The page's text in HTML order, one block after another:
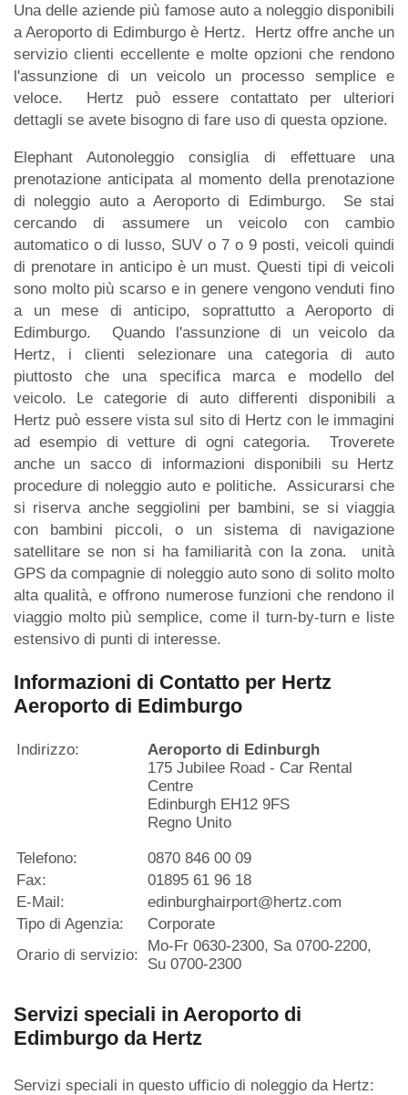
Una delle aziende più famose auto a noleggio disponibili
a Aeroporto di Edimburgo è Hertz. Hertz offre anche un
servizio clienti eccellente e molte opzioni che rendono
l'assunzione di un veicolo un processo semplice e
veloce. Hertz può essere contattato per ulteriori
dettagli se avete bisogno di fare uso di questa opzione.
Elephant Autonoleggio consiglia di effettuare una
prenotazione anticipata al momento della prenotazione
di noleggio auto a Aeroporto di Edimburgo. Se stai
cercando di assumere un veicolo con cambio
automatico o di lusso, SUV o 7 o 9 posti, veicoli quindi
di prenotare in anticipo è un must. Questi tipi di veicoli
sono molto più scarso e in genere vengono venduti fino
a un mese di anticipo, soprattutto a Aeroporto di
Edimburgo. Quando l'assunzione di un veicolo da
Hertz, i clienti selezionare una categoria di auto
piuttosto che una specifica marca e modello del
veicolo. Le categorie di auto differenti disponibili a
Hertz può essere vista sul sito di Hertz con le immagini
ad esempio di vetture di ogni categoria. Troverete
anche un sacco di informazioni disponibili su Hertz
procedure di noleggio auto e politiche. Assicurarsi che
si riserva anche seggiolini per bambini, se si viaggia
con bambini piccoli, o un sistema di navigazione
satellitare se non si ha familiarità con la zona. unità
GPS da compagnie di noleggio auto sono di solito molto
alta qualità, e offrono numerose funzioni che rendono il
viaggio molto più semplice, come il turn-by-turn e liste
estensivo di punti di interesse.
Informazioni di Contatto per Hertz
Aeroporto di Edimburgo
Indirizzo:
Aeroporto di Edinburgh
175 Jubilee Road - Car Rental
Centre
Edinburgh EH12 9FS
Regno Unito
Telefono:
0870 846 00 09
Fax:
01895 61 96 18
E-Mail:
edinburghairport@hertz.com
Tipo di Agenzia:
Corporate
Orario di servizio:
Mo-Fr 0630-2300, Sa 0700-2200,
Su 0700-2300
Servizi speciali in Aeroporto di
Edimburgo da Hertz
Servizi speciali in questo ufficio di noleggio da Hertz: